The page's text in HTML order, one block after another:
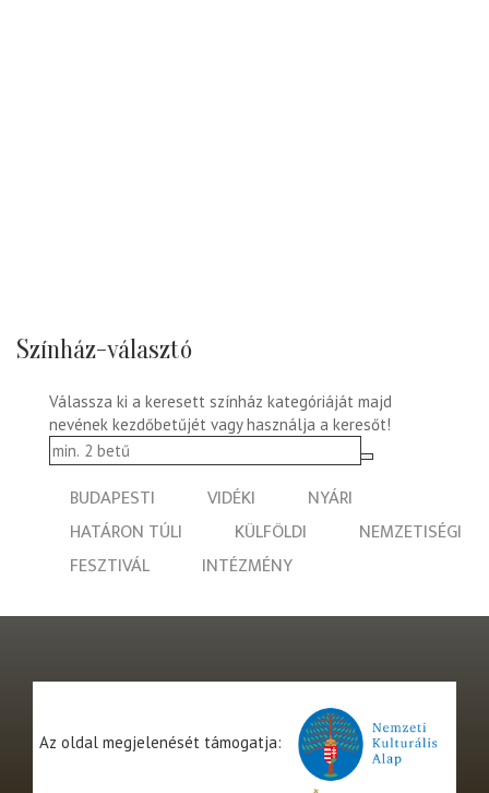
Színház-választó
Válassza ki a keresett színház kategóriáját majd
nevének kezdőbetűjét vagy használja a keresőt!
BUDAPESTI VIDÉKI
NYÁRI
HATÁRON TÚLI
KÜLFÖLDI
NEMZETISÉGI
FESZTIVÁL
INTÉZMÉNY
Az oldal megjelenését támogatja: